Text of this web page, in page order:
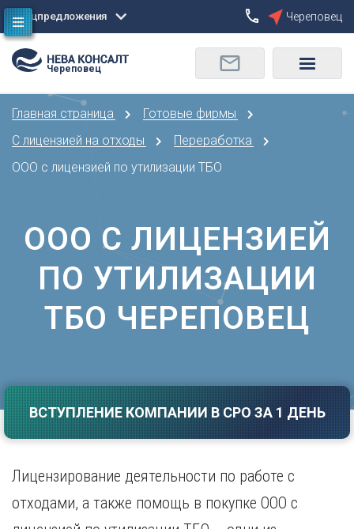
Сбросить
Москва
Санкт-Петербург
Астрахань
Барнаул
Белгород
Брянск
В
Владивосток
Владикавказ
Воронеж
Е
Екатеринбург
И
Ижевск
О
Орел
Оренбург
Р
Рязань
С
Самара
Севастополь
Симферополь
Сочи
Тамбов
Спецпредложения Череповец
Череповец
Главная страница
Готовые фирмы
С лицензией на отходы
Переработка
ООО с лицензией по утилизации ТБО
ООО С ЛИЦЕНЗИЕЙ
ПО УТИЛИЗАЦИИ
ТБО ЧЕРЕПОВЕЦ
ВСТУПЛЕНИЕ КОМПАНИИ В СРО ЗА 1 ДЕНЬ
Лицензирование деятельности по работе с
отходами, а также помощь в покупке ООО с